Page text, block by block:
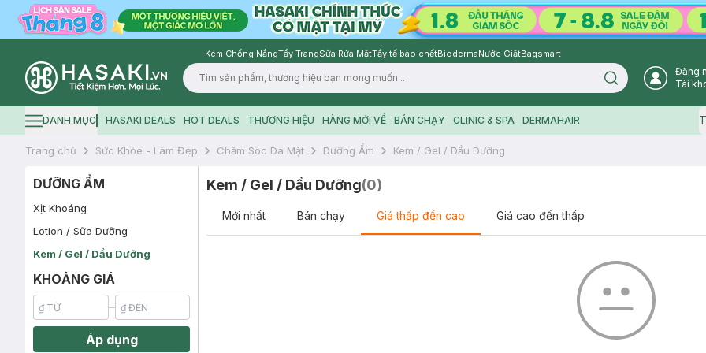
Kem Chống NắngTẩy TrangSữa Rửa MặtTẩy tế bào chếtBiodermaNước GiặtBagsmart
Logo
Search icon
Đăng
Tài
Hamburger icon
DANH MỤC HASAKI DEALS HOT DEALS THƯƠNG HIỆU HÀNG MỚI VỀ BÁN CHẠY CLINIC & SPA DERMAHAIR
Trang chủ Sức Khỏe - Làm Đẹp Chăm Sóc Da Mặt Dưỡng Ẩm Kem / Gel / Dầu Dưỡng
DƯỠNG ẨM
Xịt Khoáng
Lotion / Sữa Dưỡng
Kem / Gel / Dầu Dưỡng
KHOẢNG GIÁ
Áp dụng
Kem / Gel / Dầu Dưỡng(0)
Mới nhất Bán chạy Giá thấp đến cao Giá cao đến thấp